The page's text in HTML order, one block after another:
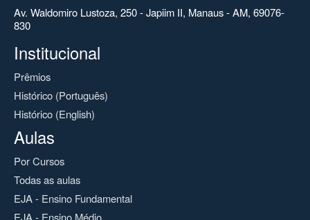
Av. Waldomiro Lustoza, 250 - Japiim II, Manaus - AM, 69076-
830
Institucional
Prêmios
Histórico (Português)
Histórico (English)
Aulas
Por Cursos
Todas as aulas
EJA - Ensino Fundamental
EJA - Ensino Médio